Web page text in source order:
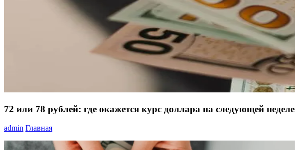
72 или 78 рублей: где окажется курс доллара на следующей неделе
admin Главная